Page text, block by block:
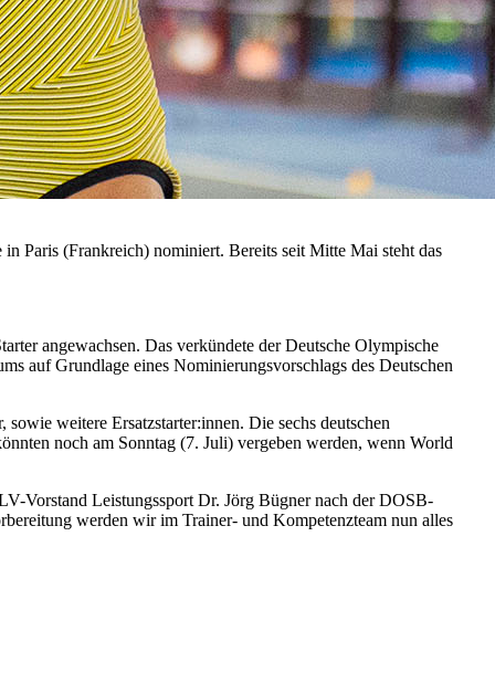
Paris (Frankreich) nominiert. Bereits seit Mitte Mai steht das
angewachsen. Das verkündete der Deutsche Olympische
auf Grundlage eines Nominierungsvorschlags des Deutschen
weitere Ersatzstarter:innen. Die sechs deutschen
noch am Sonntag (7. Juli) vergeben werden, wenn World
Vorstand Leistungssport Dr. Jörg Bügner nach der DOSB-
werden wir im Trainer- und Kompetenzteam nun alles